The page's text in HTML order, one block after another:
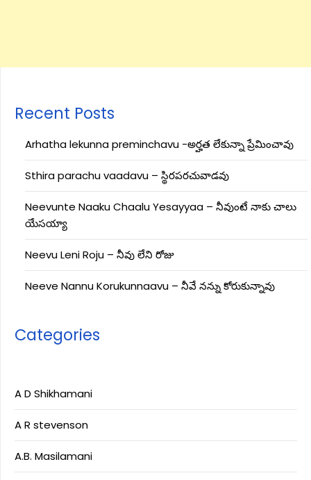
Recent Posts
Arhatha lekunna preminchavu -అర్హత లేకున్నా ప్రేమించావు
Sthira parachu vaadavu – స్థిరపరచువాడవు
Neevunte Naaku Chaalu Yesayyaa – నీవుంటే నాకు చాలు
యేసయ్యా
Neevu Leni Roju – నీవు లేని రోజు
Neeve Nannu Korukunnaavu – నీవే నన్ను కోరుకున్నావు
Categories
A D Shikhamani
A R stevenson
A.B. Masilamani